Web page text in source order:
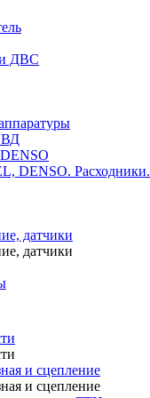
ДВС
DENSO. Расходники.
датчики
датчики
и сцепление
и сцепление